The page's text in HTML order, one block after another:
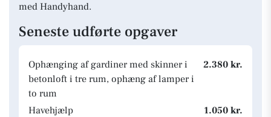
med Handyhand.
Seneste udførte opgaver
Ophænging af gardiner med skinner i
betonloft i tre rum, ophæng af lamper i
to rum
2.380 kr.
Havehjælp
1.050 kr.